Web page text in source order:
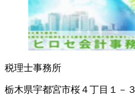
税理士事務所
栃木県宇都宮市桜４丁目１－